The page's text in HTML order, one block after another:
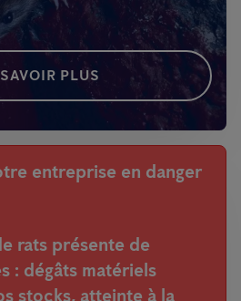
PLUS
entreprise en danger
rats présente de
: dégâts matériels
stocks, atteinte à la